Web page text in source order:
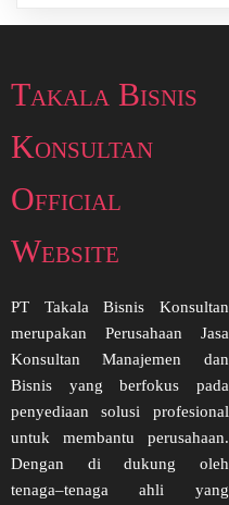
Takala Bisnis
Konsultan
Official
Website
PT Takala Bisnis Konsultan
merupakan Perusahaan Jasa
Konsultan Manajemen dan
Bisnis yang berfokus pada
penyediaan solusi profesional
untuk membantu perusahaan.
Dengan di dukung oleh
tenaga–tenaga ahli yang